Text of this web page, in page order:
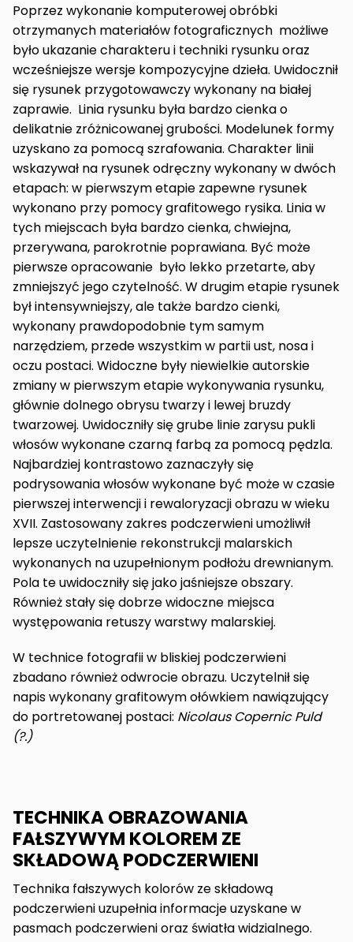
Poprzez wykonanie komputerowej obróbki
otrzymanych materiałów fotograficznych możliwe
było ukazanie charakteru i techniki rysunku oraz
wcześniejsze wersje kompozycyjne dzieła. Uwidocznił
się rysunek przygotowawczy wykonany na białej
zaprawie. Linia rysunku była bardzo cienka o
delikatnie zróżnicowanej grubości. Modelunek formy
uzyskano za pomocą szrafowania. Charakter linii
wskazywał na rysunek odręczny wykonany w dwóch
etapach: w pierwszym etapie zapewne rysunek
wykonano przy pomocy grafitowego rysika. Linia w
tych miejscach była bardzo cienka, chwiejna,
przerywana, parokrotnie poprawiana. Być może
pierwsze opracowanie było lekko przetarte, aby
zmniejszyć jego czytelność. W drugim etapie rysunek
był intensywniejszy, ale także bardzo cienki,
wykonany prawdopodobnie tym samym
narzędziem, przede wszystkim w partii ust, nosa i
oczu postaci. Widoczne były niewielkie autorskie
zmiany w pierwszym etapie wykonywania rysunku,
głównie dolnego obrysu twarzy i lewej bruzdy
twarzowej. Uwidoczniły się grube linie zarysu pukli
włosów wykonane czarną farbą za pomocą pędzla.
Najbardziej kontrastowo zaznaczyły się
podrysowania włosów wykonane być może w czasie
pierwszej interwencji i rewaloryzacji obrazu w wieku
XVII. Zastosowany zakres podczerwieni umożliwił
lepsze uczytelnienie rekonstrukcji malarskich
wykonanych na uzupełnionym podłożu drewnianym.
Pola te uwidoczniły się jako jaśniejsze obszary.
Również stały się dobrze widoczne miejsca
występowania retuszy warstwy malarskiej.
W technice fotografii w bliskiej podczerwieni
zbadano również odwrocie obrazu. Uczytelnił się
napis wykonany grafitowym ołówkiem nawiązujący
do portretowanej postaci: Nicolaus Copernic Puld
(?.)
TECHNIKA OBRAZOWANIA
FAŁSZYWYM KOLOREM ZE
SKŁADOWĄ PODCZERWIENI
Technika fałszywych kolorów ze składową
podczerwieni uzupełnia informacje uzyskane w
pasmach podczerwieni oraz światła widzialnego.